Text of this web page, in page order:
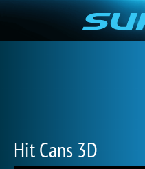
Hit Cans 3D